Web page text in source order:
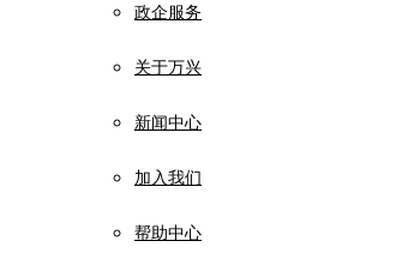
政企服务
关于万兴
新闻中心
加入我们
帮助中心